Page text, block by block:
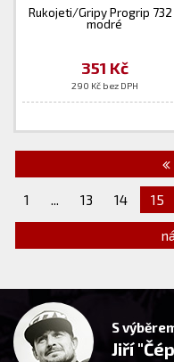
Rukojeti/Gripy Progrip
modré
351 Kč
290 Kč bez DPH
1 ... 13 14 15
S
Jiří